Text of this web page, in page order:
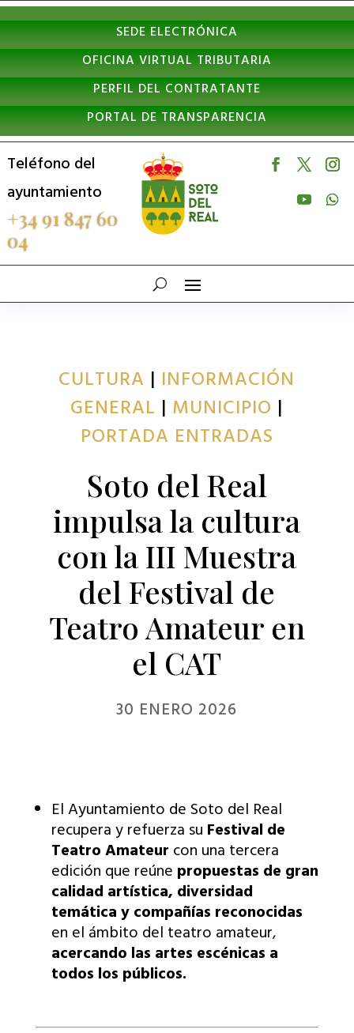
Nota:
este
sitio
web
incluye
un
sistema
de
accesibilidad.
SEDE ELECTRÓNICA
OFICINA VIRTUAL TRIBUTARIA
PERFIL DEL CONTRATANTE
PORTAL DE TRANSPARENCIA
Teléfono del
ayuntamiento
+34 91 847 60
04
CULTURA | INFORMACIÓN
GENERAL | MUNICIPIO |
PORTADA ENTRADAS
Soto del Real
impulsa la cultura
con la III Muestra
del Festival de
Teatro Amateur en
el CAT
30 ENERO 2026
El Ayuntamiento de Soto del Real
recupera y refuerza su Festival de
Teatro Amateur con una tercera
edición que reúne propuestas de gran
calidad artística, diversidad
temática y compañías reconocidas
en el ámbito del teatro amateur,
acercando las artes escénicas a
todos los públicos.